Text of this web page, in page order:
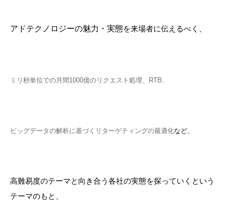
アドテクノロジーの魅力・実態を来場者に伝えるべく、
ミリ秒単位での月間1000億のリクエスト処理 RTB
ビッグデータの解析に基づくリターゲティングの最適化など、
高難易度のテーマと向き合う各社の実態を探っていくという
テーマのもと、